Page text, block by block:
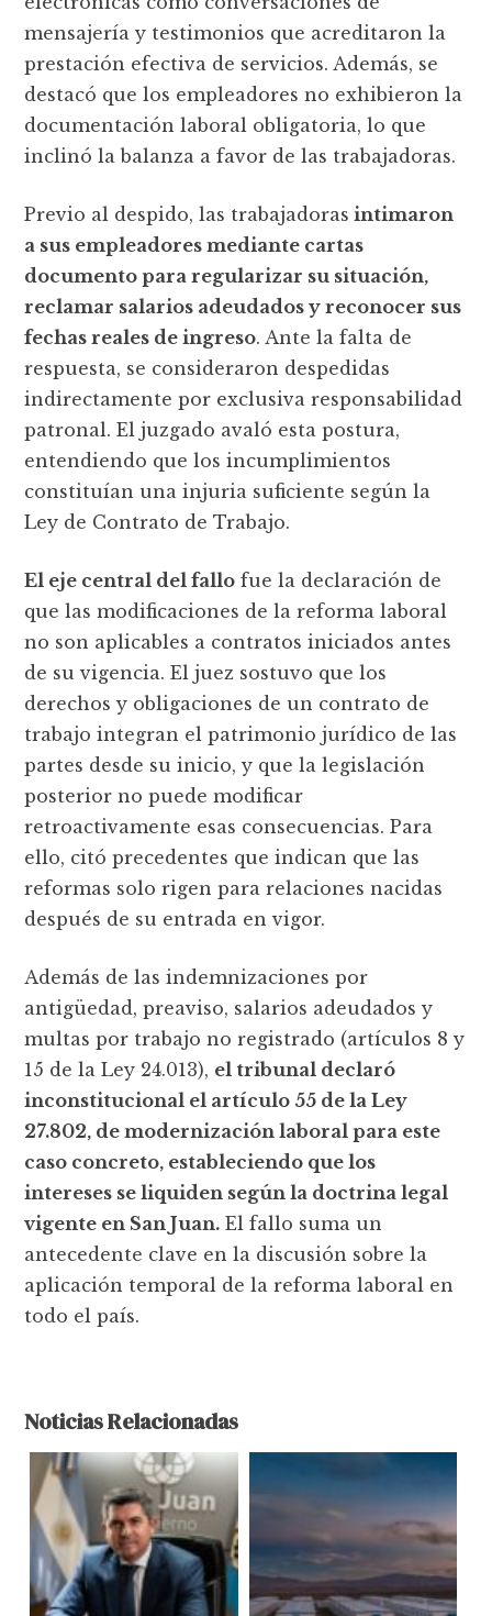
mensajería y testimonios que acreditaron la
prestación efectiva de servicios. Además, se
destacó que los empleadores no exhibieron la
documentación laboral obligatoria, lo que
inclinó la balanza a favor de las trabajadoras.
Previo al despido, las trabajadoras intimaron
a sus empleadores mediante cartas
documento para regularizar su situación,
reclamar salarios adeudados y reconocer sus
fechas reales de ingreso. Ante la falta de
respuesta, se consideraron despedidas
indirectamente por exclusiva responsabilidad
patronal. El juzgado avaló esta postura,
entendiendo que los incumplimientos
constituían una injuria suficiente según la
Ley de Contrato de Trabajo.
El eje central del fallo fue la declaración de
que las modificaciones de la reforma laboral
no son aplicables a contratos iniciados antes
de su vigencia. El juez sostuvo que los
derechos y obligaciones de un contrato de
trabajo integran el patrimonio jurídico de las
partes desde su inicio, y que la legislación
posterior no puede modificar
retroactivamente esas consecuencias. Para
ello, citó precedentes que indican que las
reformas solo rigen para relaciones nacidas
después de su entrada en vigor.
Además de las indemnizaciones por
antigüedad, preaviso, salarios adeudados y
multas por trabajo no registrado (artículos 8 y
15 de la Ley 24.013), el tribunal declaró
inconstitucional el artículo 55 de la Ley
27.802, de modernización laboral para este
caso concreto, estableciendo que los
intereses se liquiden según la doctrina legal
vigente en San Juan. El fallo suma un
antecedente clave en la discusión sobre la
aplicación temporal de la reforma laboral en
todo el país.
Noticias Relacionadas